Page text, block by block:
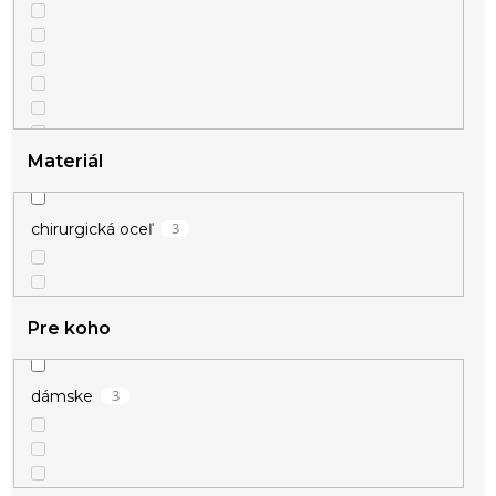
Materiál
chirurgická oceľ 3
Pre koho
dámske 3